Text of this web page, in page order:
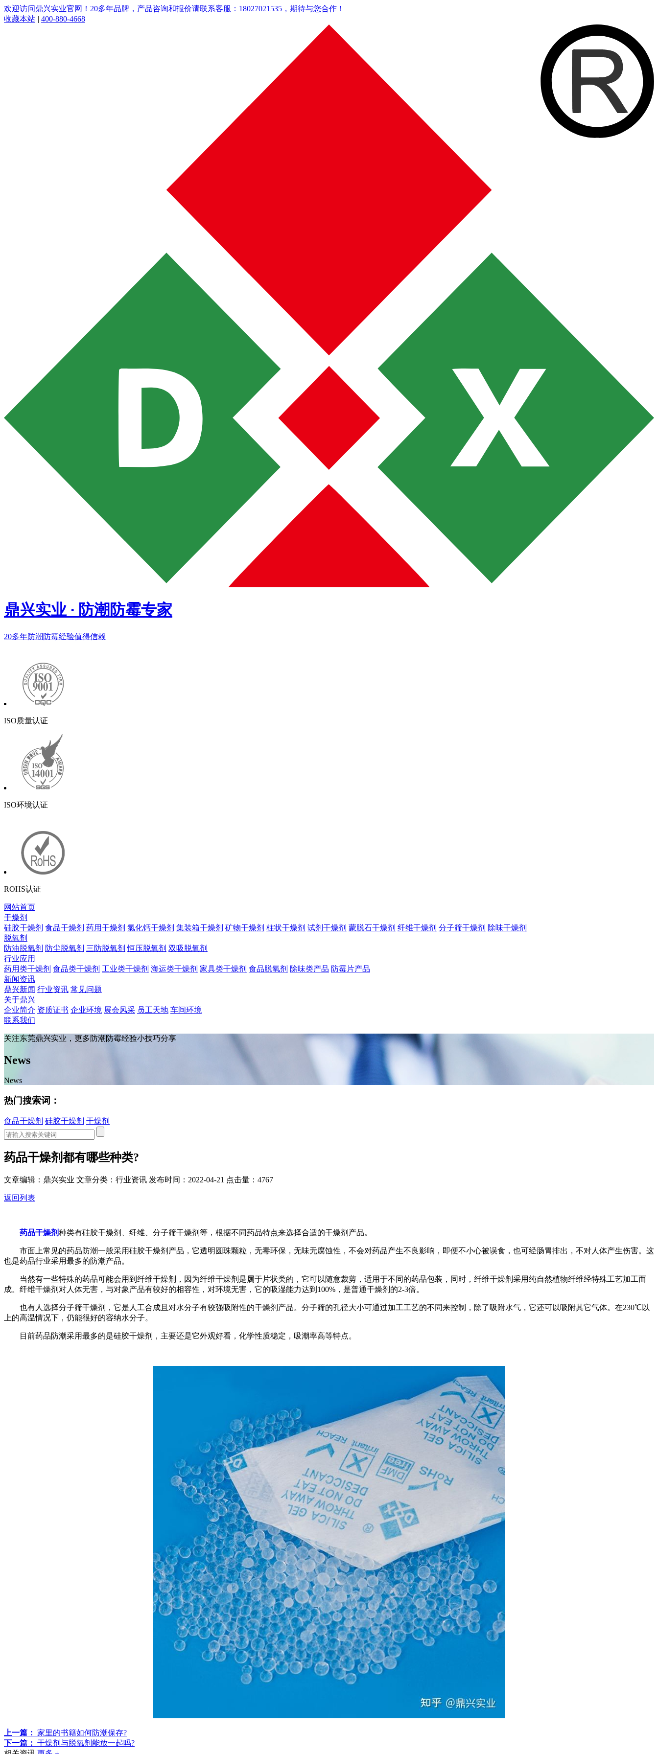
欢迎访问鼎兴实业官网！20多年品牌，产品咨询和报价请联系客服：18027021535，期待与您合作！
收藏本站 | 400-880-4668
鼎兴实业 · 防潮防霉专家
20多年防潮防霉经验值得信赖
ISO质量认证
ISO环境认证
ROHS认证
网站首页
干燥剂
硅胶干燥剂 食品干燥剂 药用干燥剂 氯化钙干燥剂 集装箱干燥剂 矿物干燥剂 柱状干燥剂 试剂干燥剂 蒙脱石干燥剂 纤维干燥剂 分子筛干燥剂 除味干燥剂
脱氧剂
防油脱氧剂 防尘脱氧剂 三防脱氧剂 恒压脱氧剂 双吸脱氧剂
行业应用
药用类干燥剂 食品类干燥剂 工业类干燥剂 海运类干燥剂 家具类干燥剂 食品脱氧剂 除味类产品 防霉片产品
新闻资讯
鼎兴新闻 行业资讯 常见问题
关于鼎兴
企业简介 资质证书 企业环境 展会风采 员工天地 车间环境
联系我们
关注东莞鼎兴实业，更多防潮防霉经验小技巧分享
News
News
热门搜索词：
食品干燥剂 硅胶干燥剂 干燥剂
药品干燥剂都有哪些种类?
文章编辑：鼎兴实业 文章分类：行业资讯 发布时间：2022-04-21 点击量：4767
返回列表
药品干燥剂种类有硅胶干燥剂、纤维、分子筛干燥剂等，根据不同药品特点来选择合适的干燥剂产品。
市面上常见的药品防潮一般采用硅胶干燥剂产品，它透明圆珠颗粒，无毒环保，无味无腐蚀性，不会对药品产生不良影响，即便不小心被误食，也可经肠胃排出，不对人体产生伤害。这
也是药品行业采用最多的防潮产品。
当然有一些特殊的药品可能会用到纤维干燥剂，因为纤维干燥剂是属于片状类的，它可以随意裁剪，适用于不同的药品包装，同时，纤维干燥剂采用纯自然植物纤维经特殊工艺加工而
成。纤维干燥剂对人体无害，与对象产品有较好的相容性，对环境无害，它的吸湿能力达到100%，是普通干燥剂的2-3倍。
也有人选择分子筛干燥剂，它是人工合成且对水分子有较强吸附性的干燥剂产品。分子筛的孔径大小可通过加工工艺的不同来控制，除了吸附水气，它还可以吸附其它气体。在230℃以
上的高温情况下，仍能很好的容纳水分子。
目前药品防潮采用最多的是硅胶干燥剂，主要还是它外观好看，化学性质稳定，吸潮率高等特点。
上一篇： 家里的书籍如何防潮保存?
下一篇： 干燥剂与脱氧剂能放一起吗?